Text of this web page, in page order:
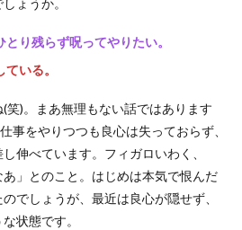
ょうか。
り残らず呪ってやりたい。
いる。
笑)。まあ無理もない話ではあります
事をやりつつも良心は失っておらず、
伸べています。フィガロいわく、
あ」とのこと。はじめは本気で恨んだ
でしょうが、最近は良心が隠せず、
状態です。